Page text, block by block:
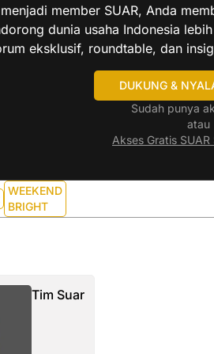
member SUAR, Anda
dunia usaha Indonesia
eksklusif, roundtable, dan
DUKUNG &
Sudah punya
atau
Akses Gratis
WEEKEND
BRIGHT
Tim Suar